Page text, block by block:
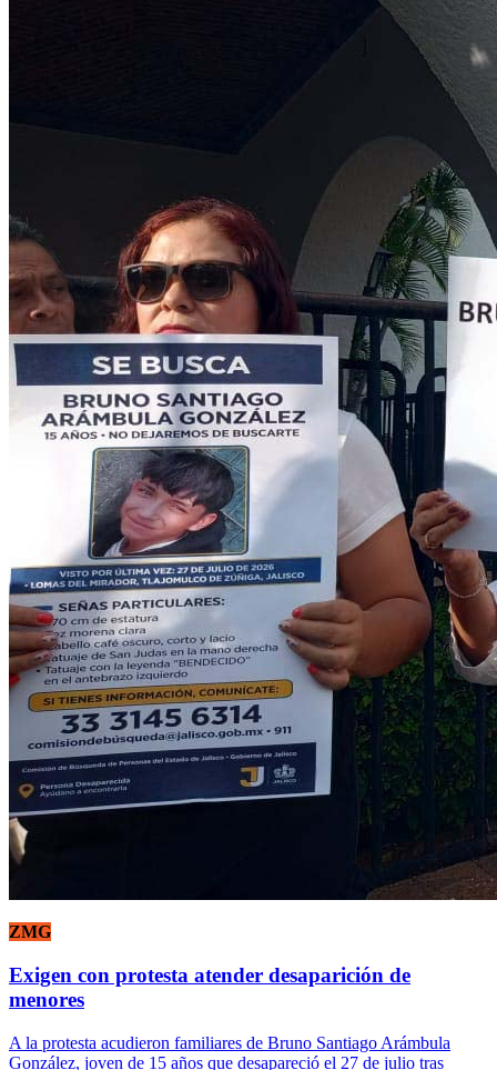
ZMG
Exigen con protesta atender desaparición de
menores
A la protesta acudieron familiares de Bruno Santiago Arámbula
González, joven de 15 años que desapareció el 27 de julio tras